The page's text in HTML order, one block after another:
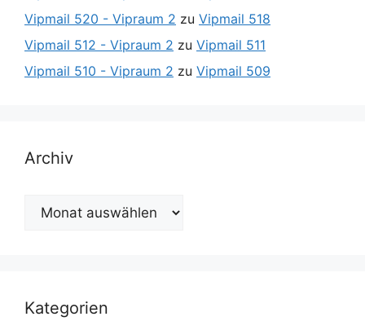
Vipmail 520 - Vipraum 2 zu Vipmail 518
Vipmail 512 - Vipraum 2 zu Vipmail 511
Vipmail 510 - Vipraum 2 zu Vipmail 509
Archiv
Archiv
Kategorien